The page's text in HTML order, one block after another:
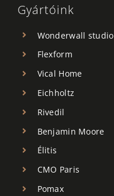
Gyártóink
Wonderwall studio
Flexform
Vical Home
Eichholtz
Rivedil
Benjamin Moore
Élitis
CMO Paris
Pomax